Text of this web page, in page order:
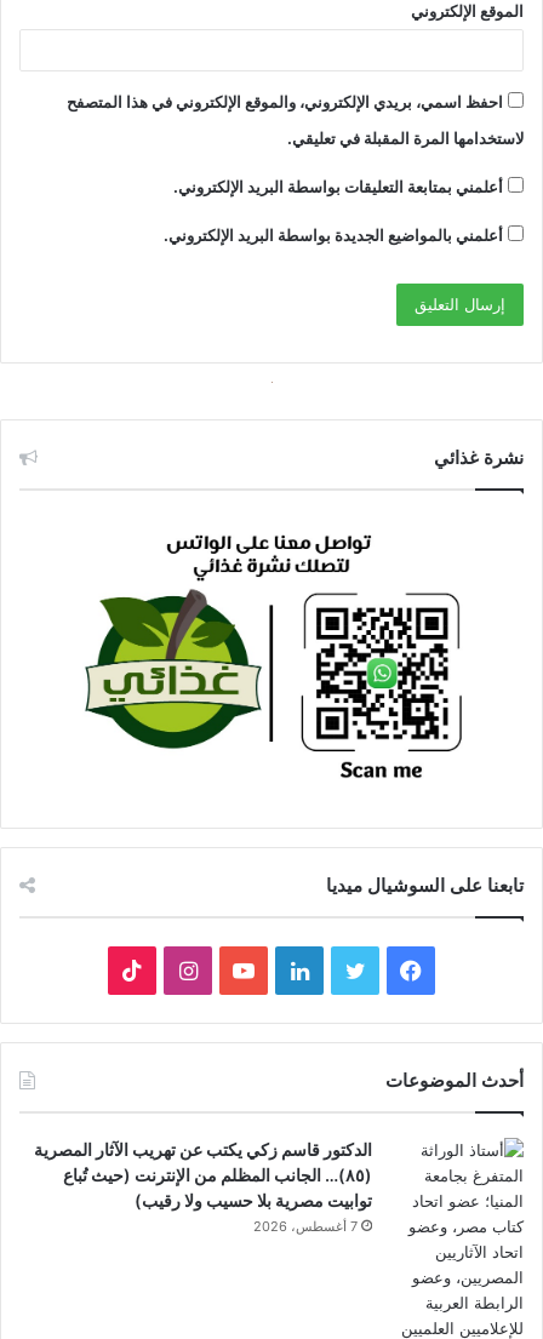
الموقع الإلكتروني
احفظ اسمي، بريدي الإلكتروني، والموقع الإلكتروني في هذا المتصفح
لاستخدامها المرة المقبلة في تعليقي.
أعلمني بمتابعة التعليقات بواسطة البريد الإلكتروني.
أعلمني بالمواضيع الجديدة بواسطة البريد الإلكتروني.
نشرة غذائي
تابعنا على السوشيال ميديا
فيسبوك تويتر لينكدإنيوتيوبانستقرام
أحدث الموضوعات
الدكتور قاسم زكي يكتب عن تهريب الآثار المصرية
(٨٥)… الجانب المظلم من الإنترنت (حيث تُباع
توابيت مصرية بلا حسيب ولا رقيب)
7 أغسطس، 2026